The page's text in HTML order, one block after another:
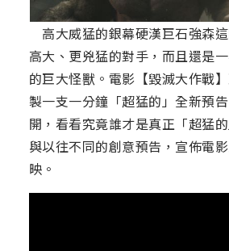
高大威猛的銀幕硬漢巨石強森
高大、更兇猛的對手，而且還是
的巨大怪獸。電影【毀滅大作戰
製一支一分鐘「超猛的」全新預
開，看看究竟誰才是真正「超猛
與以往不同的創意預告，宣佈電
映。